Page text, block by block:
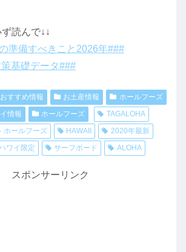
読んで↓↓
準備すべきこと2026年###
基礎データ###
おすすめ情報 お土産情報
ホールフーズ
情報 ホールフーズ
TAGALOHA
ホールフーズ HAWAII
2020年最新
ワイ限定 サーフボード ALOHA
スポンサーリンク